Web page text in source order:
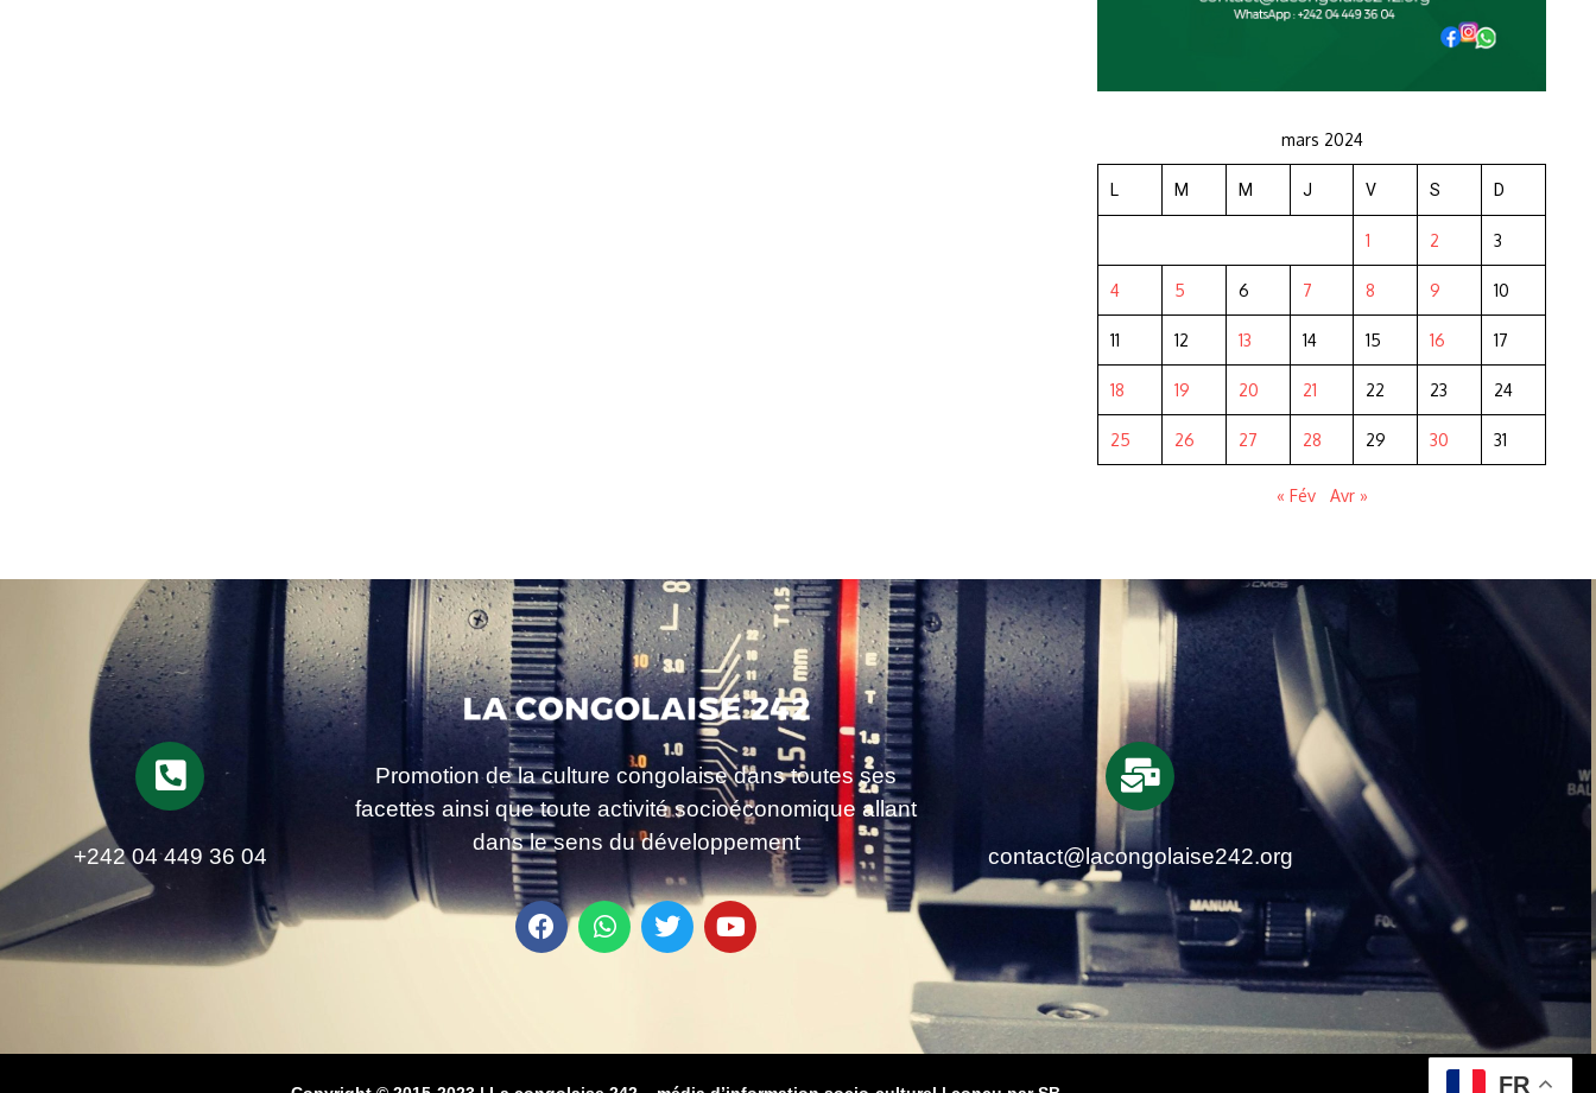
mars 2024
L M M J V S D
1 2 3
4 5 6 7 8 9 10
11 12 13 14 15 16 17
18 19 20 21 22 23 24
25 26 27 28 29 30 31
« Fév Avr »
+242 04 449 36 04
Promotion de la culture congolaise dans toutes ses
facettes ainsi que toute activité socioéconomique allant
dans le sens du développement
contact@lacongolaise242.org
FR